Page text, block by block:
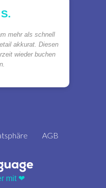
mehr als schnell
akkurat. Diesen
wieder buchen
AGB
mit ❤